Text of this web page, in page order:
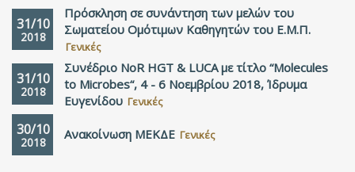
31/10
2018
Πρόσκληση σε συνάντηση των μελών του
Σωματείου Ομότιμων Καθηγητών του Ε.Μ.Π.
Γενικές
31/10
2018
Συνέδριο NoR HGT & LUCA με τίτλο “Molecules
to Microbes“, 4 - 6 Νοεμβρίου 2018, Ίδρυμα
Ευγενίδου Γενικές
30/10
2018
Ανακοίνωση ΜΕΚΔΕ Γενικές